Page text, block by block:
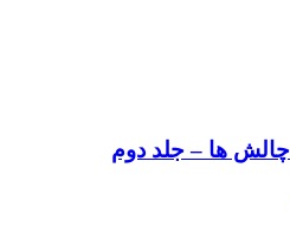
چالش ها – جلد دوم